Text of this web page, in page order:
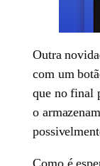
Outra
com um
que no final
o
Como é